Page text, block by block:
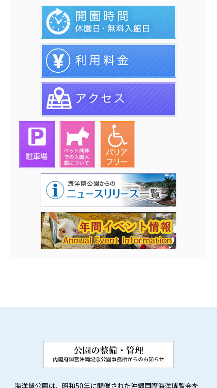
海洋博公園は、昭和50年に開催された沖縄国際海洋博覧会を